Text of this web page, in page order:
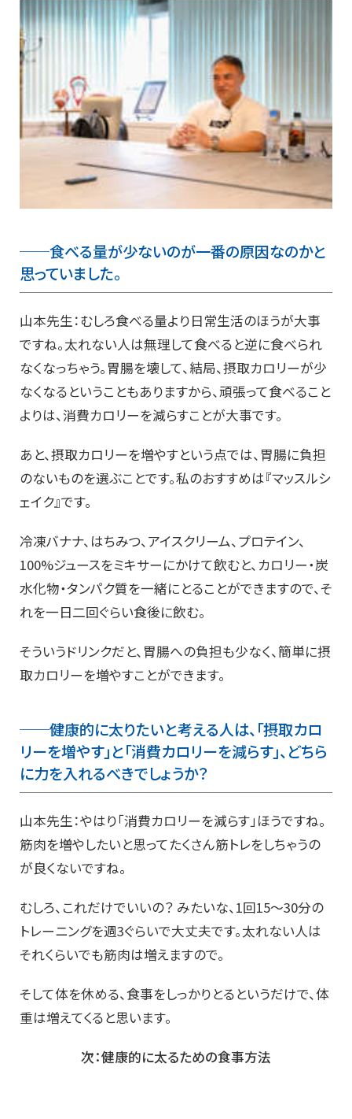
──食べる量が少ないのが一番の原因なのかと
思っていました。
山本先生：むしろ食べる量より日常生活のほうが大事
ですね。太れない人は無理して食べると逆に食べられ
なくなっちゃう。胃腸を壊して、結局、摂取カロリーが少
なくなるということもありますから、頑張って食べること
よりは、消費カロリーを減らすことが大事です。
あと、摂取カロリーを増やすという点では、胃腸に負担
のないものを選ぶことです。私のおすすめは『マッスルシ
ェイク』です。
冷凍バナナ、はちみつ、アイスクリーム、プロテイン、
100%ジュースをミキサーにかけて飲むと、カロリー・炭
水化物・タンパク質を一緒にとることができますので、そ
れを一日二回ぐらい食後に飲む。
そういうドリンクだと、胃腸への負担も少なく、簡単に摂
取カロリーを増やすことができます。
──健康的に太りたいと考える人は、「摂取カロ
リーを増やす」と「消費カロリーを減らす」、どちら
に力を入れるべきでしょうか？
山本先生：やはり「消費カロリーを減らす」ほうですね。
筋肉を増やしたいと思ってたくさん筋トレをしちゃうの
が良くないですね。
むしろ、これだけでいいの？ みたいな、1回15～30分の
トレーニングを週3ぐらいで大丈夫です。太れない人は
それくらいでも筋肉は増えますので。
そして体を休める、食事をしっかりとるというだけで、体
重は増えてくると思います。
次：健康的に太るための食事方法